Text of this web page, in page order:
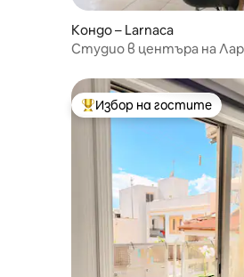
Кондо – Larnaca
Студио в центъра на
Най-популярен избор на
Избор на гостите